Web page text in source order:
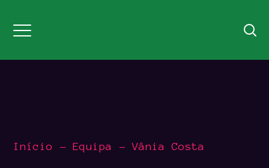
Início Equipa Vânia Costa